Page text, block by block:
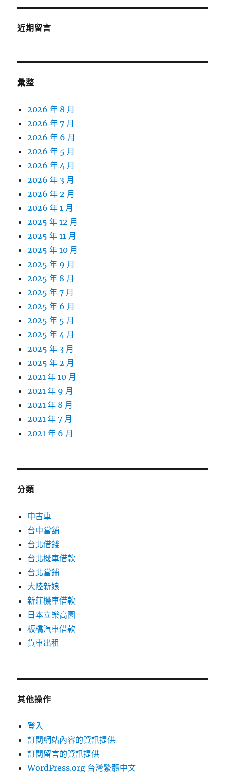
近期留言
彙整
2026 年 8 月
2026 年 7 月
2026 年 6 月
2026 年 5 月
2026 年 4 月
2026 年 3 月
2026 年 2 月
2026 年 1 月
2025 年 12 月
2025 年 11 月
2025 年 10 月
2025 年 9 月
2025 年 8 月
2025 年 7 月
2025 年 6 月
2025 年 5 月
2025 年 4 月
2025 年 3 月
2025 年 2 月
2021 年 10 月
2021 年 9 月
2021 年 8 月
2021 年 7 月
2021 年 6 月
分類
中古車
台中當舖
台北借錢
台北機車借款
台北當鋪
大陸新娘
新莊機車借款
日本立樂高園
板橋汽車借款
貨車出租
其他操作
登入
訂閱網站內容的資訊提供
訂閱留言的資訊提供
WordPress.org 台灣繁體中文